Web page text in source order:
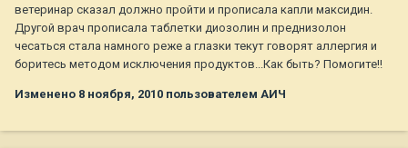
ветеринар сказал должно пройти и прописала капли максидин.
Другой врач прописала таблетки диозолин и преднизолон
чесаться стала намного реже а глазки текут говорят аллергия и
боритесь методом исключения продуктов...Как быть? Помогите!!
Изменено 8 ноября, 2010 пользователем АИЧ